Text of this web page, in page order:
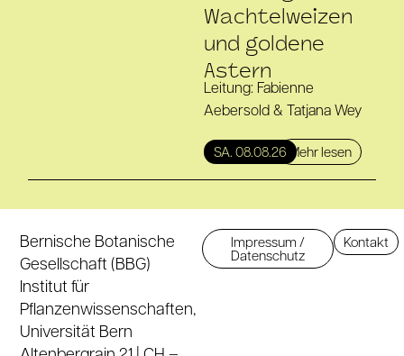
Wachtelweizen
und goldene
Astern
Leitung: Fabienne
Aebersold & Tatjana Wey
Mehr lesen
SA. 08.08.26
Bernische Botanische
Gesellschaft (BBG)
Institut für
Pflanzenwissenschaften,
Universität Bern
Impressum /
Datenschutz
Kontakt